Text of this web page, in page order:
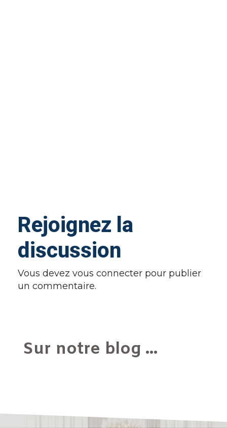
Rejoignez la
discussion
Vous devez vous connecter pour publier
un commentaire.
Sur notre blog ...